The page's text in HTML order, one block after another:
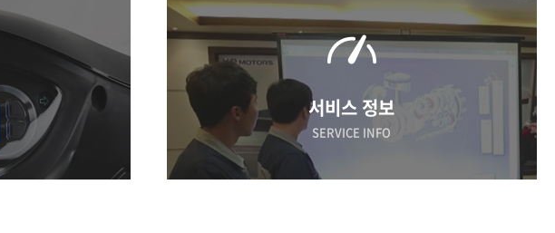
서비스 정보
SERVICE INFO